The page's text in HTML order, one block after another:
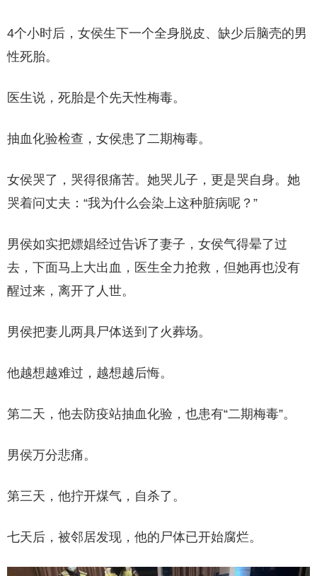
4个小时后，女侯生下一个全身脱皮、缺少后脑壳的男
性死胎。
医生说，死胎是个先天性梅毒。
抽血化验检查，女侯患了二期梅毒。
女侯哭了，哭得很痛苦。她哭儿子，更是哭自身。她
哭着问丈夫：“我为什么会染上这种脏病呢？”
男侯如实把嫖娼经过告诉了妻子，女侯气得晕了过
去，下面马上大出血，医生全力抢救，但她再也没有
醒过来，离开了人世。
男侯把妻儿两具尸体送到了火葬场。
他越想越难过，越想越后悔。
第二天，他去防疫站抽血化验，也患有“二期梅毒”。
男侯万分悲痛。
第三天，他拧开煤气，自杀了。
七天后，被邻居发现，他的尸体已开始腐烂。